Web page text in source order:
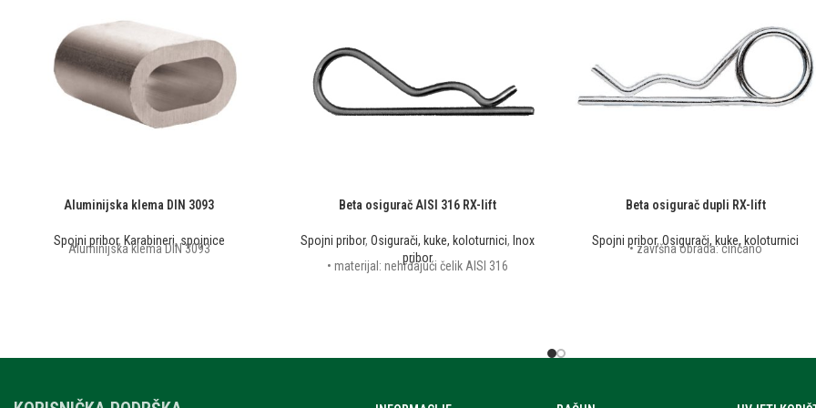
Aluminijska klema DIN 3093
Spojni pribor, Karabineri, spojnice
Aluminijska klema DIN 3093
Beta osigurač AISI 316 RX-lift
Spojni pribor, Osigurači, kuke, koloturnici, Inox
pribor
• materijal: nehrđajući čelik AISI 316
Beta osigurač dupli RX-lift
Spojni pribor,Osigurači, kuke, koloturnici
• završna obrada: cinčano